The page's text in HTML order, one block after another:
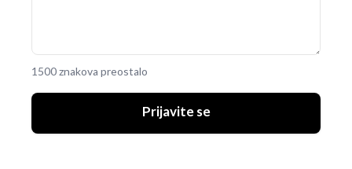
1500 znakova preostalo
Prijavite se